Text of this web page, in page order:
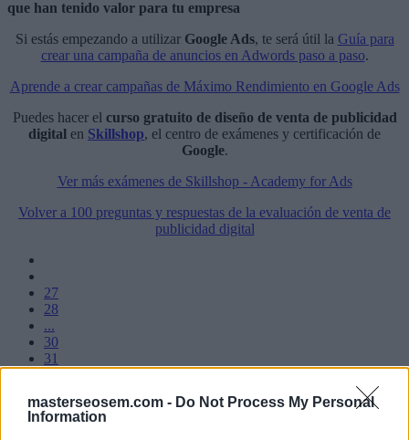
masterseosem.com - Do Not Process My Personal
Information
que han tenido valor para tu empresa
Si estás empezando a utilizar Google Ads, te será útil la Guía para
crear una campaña de anuncios en Adwords paso a paso.
Aprende a crear campañas de Máximo Rendimiento en Google Ads
Puedes hacer el curso gratuito de diseño de venta de publicidad
digital en Skillshop, el centro de exámenes y certificación de
Google.
Ver más exámenes de Skillshop - Academy for Ads
Volver a 100 preguntas y respuestas de la evaluación de venta de
publicidad digital
27
28
...
30
31
34
...